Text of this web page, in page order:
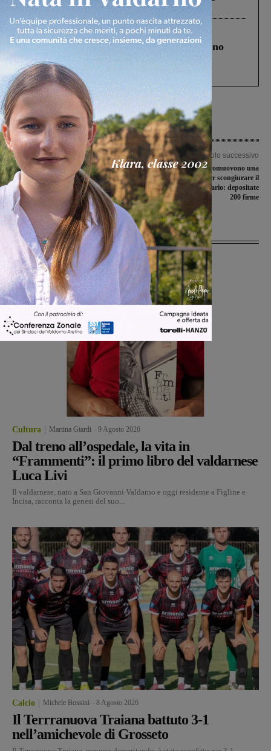
Levane nel 2020
Cronaca 4 Agosto 2026
Un anno fa la strage in A1 in cui morirono
Gianni, Giulia e Franco. Lo schianto, il
processo, lo stop ai sorpassi fra tir....
Articolo precedente
Allievi in gara nella sesta edizione del
“Trofeo don Torquato Nocentini”
Articolo successivo
Asilo nido, i genitori promuovono una
petizione per scongiurare il
prospettato taglio orario: depositate
200 firme
Ultime Notizie
Cultura Martina Giardi 9 Agosto 2026
Dal treno all’ospedale, la vita in
“Frammenti”: il primo libro del valdarnese
Luca Livi
Il valdarnese, nato a San Giovanni Valdarno e oggi residente a Figline e
Incisa, racconta la genesi del suo...
Calcio Michele Bossini 8 Agosto 2026
Il Terrranuova Traiana battuto 3-1
nell’amichevole di Grosseto